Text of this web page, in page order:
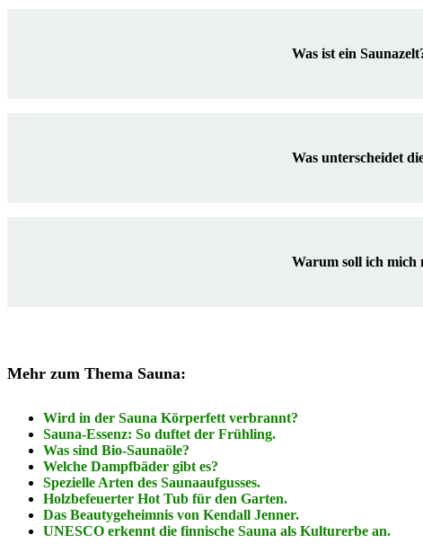
Was ist ein
Was unterscheidet
Warum soll ich mich
Mehr zum Thema Sauna:
Wird in der Sauna Körperfett verbrannt?
Sauna-Essenz: So duftet der Frühling.
Was sind Bio-Saunaöle?
Welche Dampfbäder gibt es?
Spezielle Arten des Saunaaufgusses.
Holzbefeuerter Hot Tub für den Garten.
Das Beautygeheimnis von Kendall Jenner.
UNESCO erkennt die finnische Sauna als Kulturerbe an.